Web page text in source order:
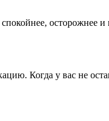
осторожнее
Когда у вас не